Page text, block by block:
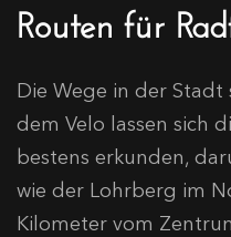
Routen für
Die Wege in der Stadt
dem Velo lassen sich
bestens erkunden,
wie der Lohrberg im
Kilometer vom